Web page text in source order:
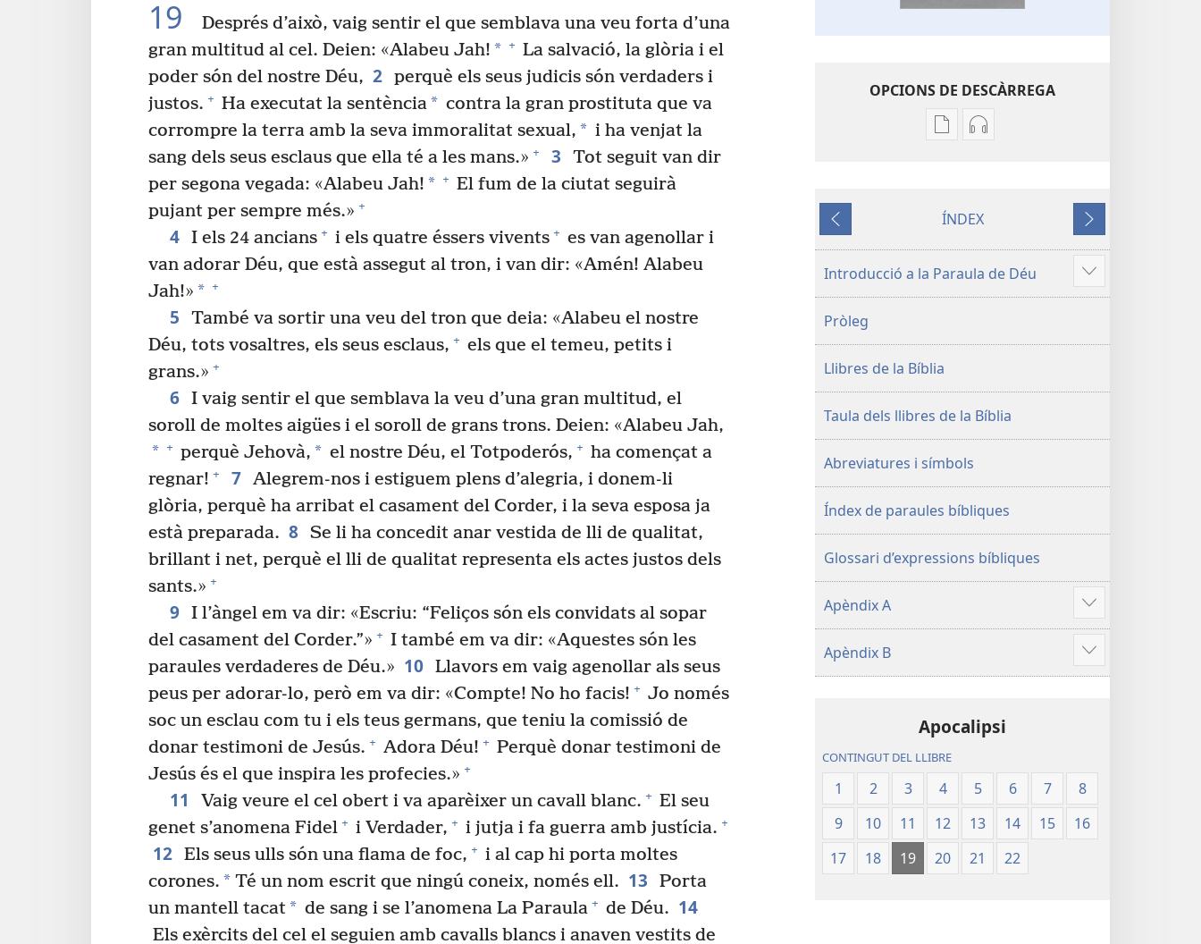
19
Després d’això, vaig sentir el que semblava una veu forta d’una
gran multitud al cel. Deien: «Alabeu Jah! * + La salvació, la glòria i el
poder són del nostre Déu, 2 perquè els seus judicis són verdaders i
justos. + Ha executat la sentència* contra la gran prostituta que va
corrompre la terra amb la seva immoralitat sexual, * i ha venjat la
sang dels seus esclaus que ella té a les mans.» + 3
Tot seguit van dir
per segona vegada: «Alabeu Jah! * + El fum de la ciutat seguirà
pujant per sempre més.» +
4 I els 24 ancians + i els quatre éssers vivents + es van agenollar i
van adorar Déu, que està assegut al tron, i van dir: «Amén! Alabeu
Jah!» * +
5
També va sortir una veu del tron que deia: «Alabeu el nostre
Déu, tots vosaltres, els seus esclaus, + els que el temeu, petits i
grans.» +
6 I vaig sentir el que semblava la veu d’una gran multitud, el
soroll de moltes aigües i el soroll de grans trons. Deien: «Alabeu Jah,
* + perquè Jehovà, * el nostre Déu, el Totpoderós, + ha començat a
regnar! + 7 Alegrem-nos i estiguem plens d’alegria, i donem-li
glòria, perquè ha arribat el casament del Corder, i la seva esposa ja
està preparada. 8 Se li ha concedit anar vestida de lli de qualitat,
brillant i net, perquè el lli de qualitat representa els actes justos dels
sants.» +
9 I l’àngel em va dir: «Escriu: “Feliços són els convidats al sopar
del casament del Corder.”» + I també em va dir: «Aquestes són les
paraules verdaderes de Déu.» 10 Llavors em vaig agenollar als seus
peus per adorar-lo, però em va dir: «Compte! No ho facis! + Jo només
soc un esclau com tu i els teus germans, que teniu la comissió de
donar testimoni de Jesús. + Adora Déu! + Perquè donar testimoni de
Jesús és el que inspira les profecies.» +
11 Vaig veure el cel obert i va aparèixer un cavall blanc. + El seu
genet s’anomena Fidel + i Verdader, + i jutja i fa guerra amb justícia. +
12 Els seus ulls són una flama de foc, + i al cap hi porta moltes
corones. * Té un nom escrit que ningú coneix, només ell. 13
Porta
un mantell tacat* de sang i se l’anomena La Paraula + de Déu. 14
Els exèrcits del cel el seguien amb cavalls blancs i anaven vestits de
OPCIONS DE DESCÀRREGA
Opcions
publicacions
Bíblia.
Traducció
Món
Opcions
La
Traducció
del
Anterior
ÍNDEX
Següent
Introducció a la Paraula de Déu
Mostra'n
més
Pròleg
Llibres de la Bíblia
Taula dels llibres de la Bíblia
Abreviatures i símbols
Índex de paraules bíbliques
Glossari d’expressions bíbliques
Apèndix A
Mostra'n
més
Apèndix B
Mostra'n
més
Apocalipsi
CONTINGUT DEL LLIBRE
1 2 3 4 5 6 7
8
9
10 11 12 13 14 15
16
17
18 19 20 21 22